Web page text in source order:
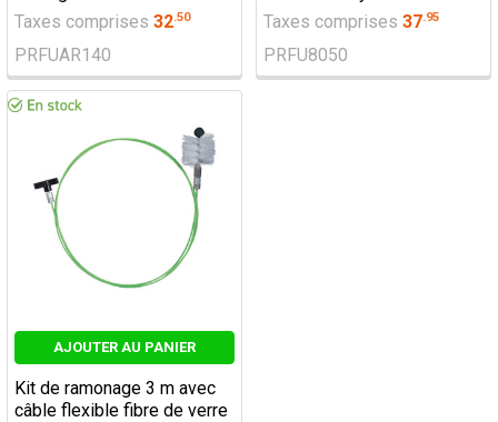
Taxes comprises 32.50
PRFUAR140
Taxes comprises 37.95
PRFU8050
AJOUTER AU PANIER
Kit de ramonage 3 m avec
câble flexible fibre de verre